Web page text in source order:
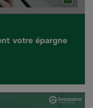
votre épargne